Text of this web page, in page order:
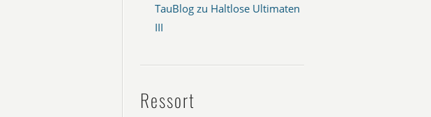
TauBlog zu Haltlose Ultimaten
III
Ressort